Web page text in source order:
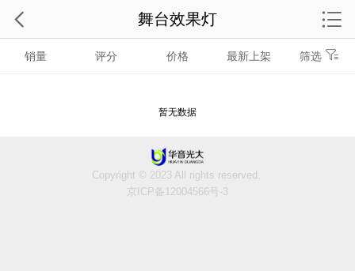
销量 评分 价格 最新上架 筛选
暂无数据
舞台效果灯
Copyright © 2023 All rights reserved.
京ICP备12004566号-3